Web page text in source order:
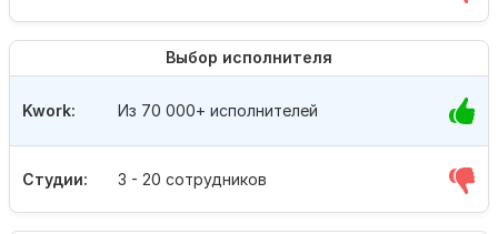
Выбор исполнителя
Студии: 3 - 20 сотрудников
Kwork: Из 70 000+ исполнителей